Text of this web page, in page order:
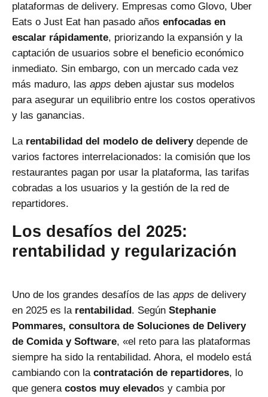
plataformas de delivery. Empresas como Glovo, Uber
Eats o Just Eat han pasado años enfocadas en
escalar rápidamente, priorizando la expansión y la
captación de usuarios sobre el beneficio económico
inmediato. Sin embargo, con un mercado cada vez
más maduro, las apps deben ajustar sus modelos
para asegurar un equilibrio entre los costos operativos
y las ganancias.
La rentabilidad del modelo de deliverydepende de
varios factores interrelacionados: la comisión que los
restaurantes pagan por usar la plataforma, las tarifas
cobradas a los usuarios y la gestión de la red de
repartidores.
Los desafíos del 2025:
rentabilidad y regularización
Uno de los grandes desafíos de las apps de delivery
en 2025 es la rentabilidad. Según Stephanie
Pommares, consultora de Soluciones de Delivery
de Comida y Software, «el reto para las plataformas
siempre ha sido la rentabilidad. Ahora, el modelo está
cambiando con la contratación de repartidores, lo
que genera costos muy elevados y cambia por